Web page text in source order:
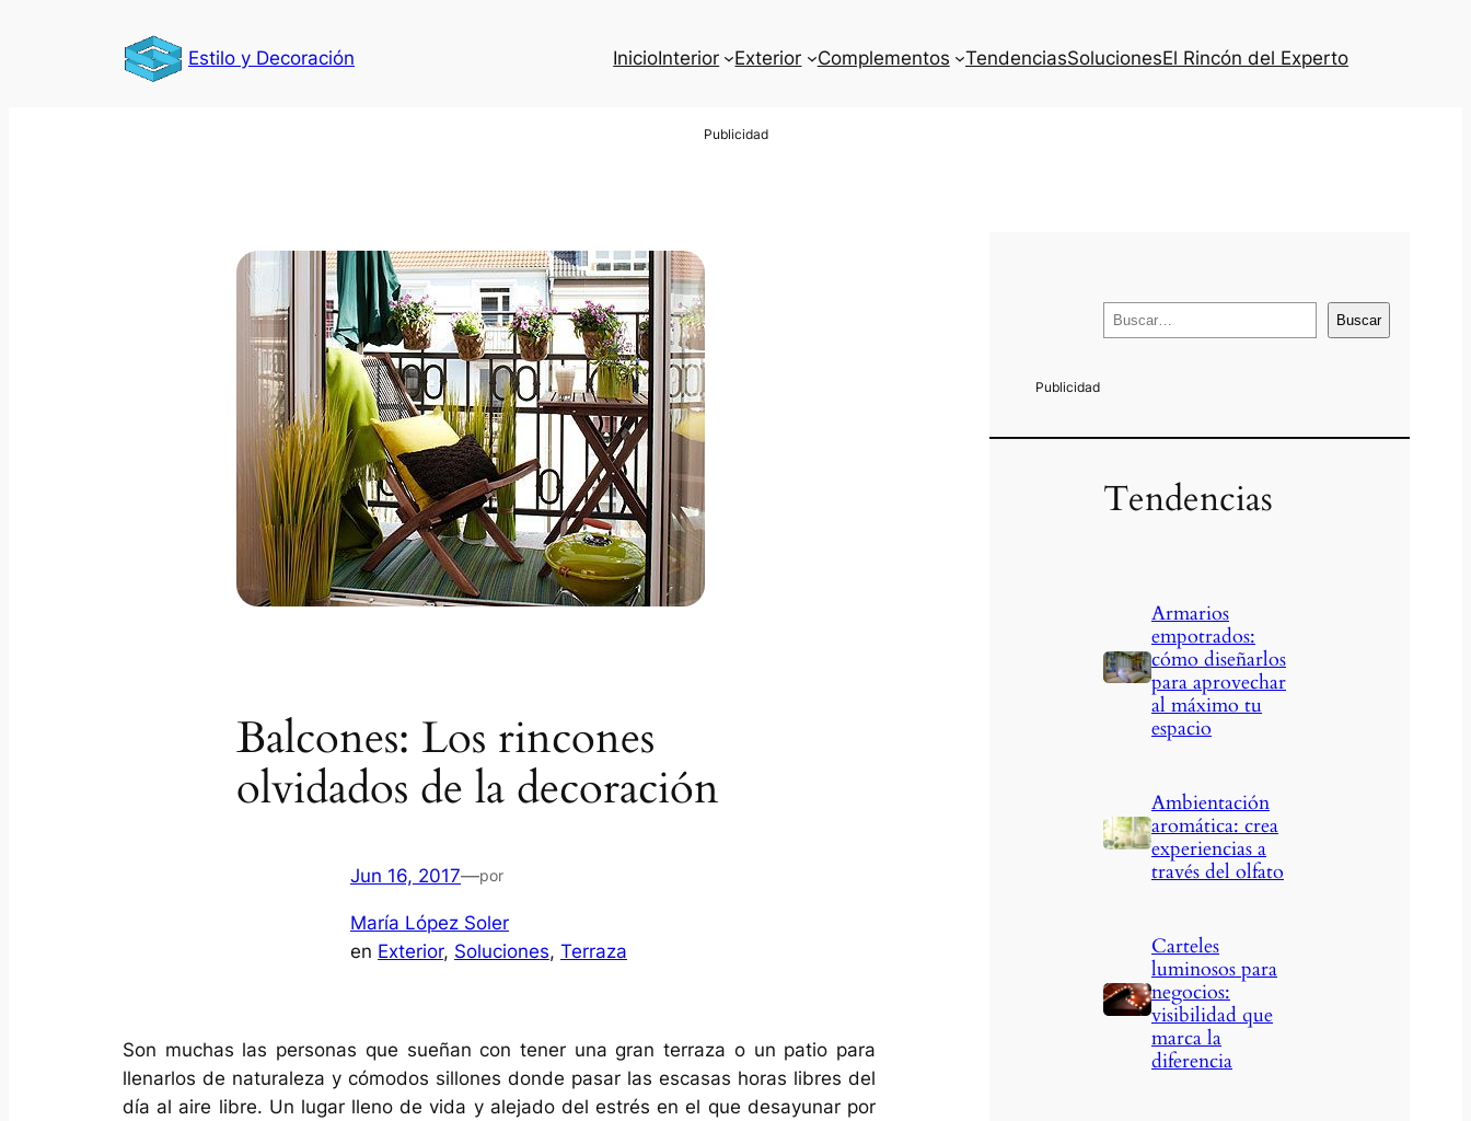
Estilo y Decoración InicioInterior Exterior Complementos TendenciasSolucionesEl Rincón del Experto
Balcones: Los rincones
olvidados de la decoración
Jun 16, 2017—por
María López Soler
en Exterior, Soluciones, Terraza
Son muchas las personas que sueñan con tener una gran terraza o un patio para
llenarlos de naturaleza y cómodos sillones donde pasar las escasas horas libres del
día al aire libre. Un lugar lleno de vida y alejado del estrés en el que desayunar por
u
Buscar
Tendencias
Armarios
empotrados:
cómo diseñarlos
para aprovechar
al máximo tu
espacio
Ambientación
aromática: crea
experiencias a
través del olfato
Carteles
luminosos para
negocios:
visibilidad que
marca la
diferencia